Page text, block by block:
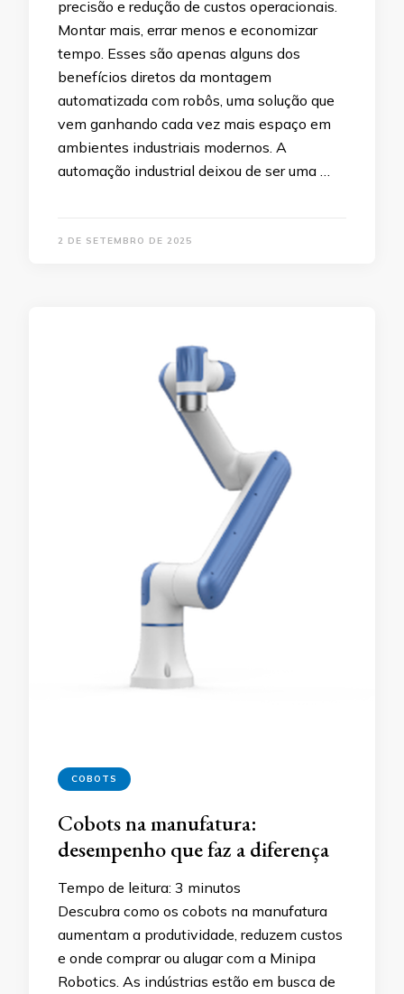
precisão e redução de custos operacionais.
Montar mais, errar menos e economizar
tempo. Esses são apenas alguns dos
benefícios diretos da montagem
automatizada com robôs, uma solução que
vem ganhando cada vez mais espaço em
ambientes industriais modernos. A
automação industrial deixou de ser uma …
2 DE SETEMBRO DE 2025
COBOTS
Cobots na manufatura:
desempenho que faz a diferença
Tempo de leitura: 3 minutos
Descubra como os cobots na manufatura
aumentam a produtividade, reduzem custos
e onde comprar ou alugar com a Minipa
Robotics. As indústrias estão em busca de